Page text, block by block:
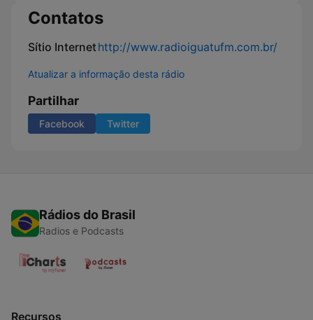
Contatos
Sítio Internethttp://www.radioiguatufm.com.br/
Atualizar a informação desta rádio
Partilhar
Facebook Twitter
Rádios do Brasil
Radios e Podcasts
Recursos